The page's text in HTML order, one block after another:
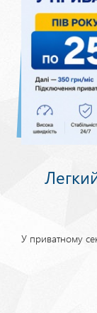
У приватному